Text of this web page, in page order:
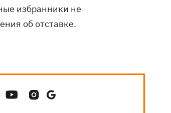
избранники не
об отставке.